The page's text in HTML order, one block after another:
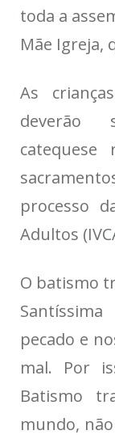
toda a
Mãe Igreja,
As
deverão
catequese
processo
Adultos
O batismo
pecado e
mal. Por
Batismo
mundo,